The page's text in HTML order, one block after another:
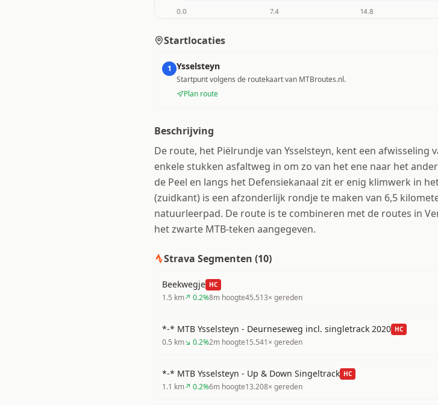
Startlocaties
1 Ysselsteyn
Startpunt volgens de routekaart van MTBroutes.nl.
Plan route
Beschrijving
De route, het Piëlrundje van Ysselsteyn, kent een
enkele stukken asfaltweg in om zo van het ene naar het
de Peel en langs het Defensiekanaal zit er enig klimwerk in
(zuidkant) is een afzonderlijk rondje te maken van 6,5
natuurleerpad. De route is te combineren met de routes in
het zwarte MTB-teken aangegeven.
Strava Segmenten (10)
Beekwegje HC
1.5 km↗ 0.2%8m hoogte45.513× gereden
*-* MTB Ysselsteyn - Deurneseweg incl. singletrack 2020 HC
0.5 km↘ 0.2%2m hoogte15.541× gereden
*-* MTB Ysselsteyn - Up & Down Singeltrack HC
1.1 km↗ 0.2%6m hoogte13.208× gereden